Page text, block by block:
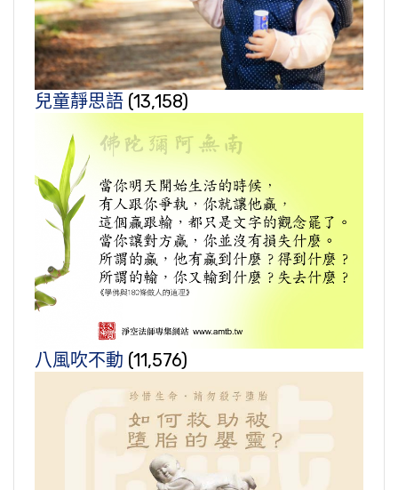
兒童靜思語 (13,158)
八風吹不動 (11,576)